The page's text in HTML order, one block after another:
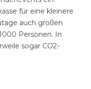
für eine kleinere
auch großen
Personen. In
sogar CO2-